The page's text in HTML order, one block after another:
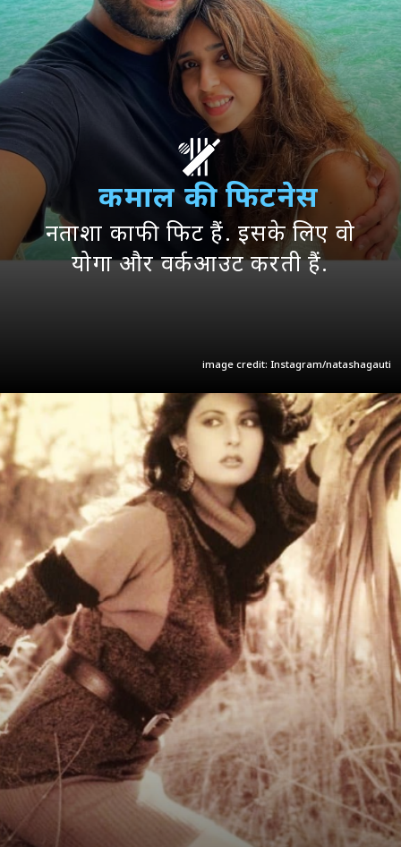
कमाल की फिटनेस
नताशा काफी फिट हैं. इसके लिए वो
योगा और वर्कआउट करती हैं.
image credit: Instagram/natashagauti